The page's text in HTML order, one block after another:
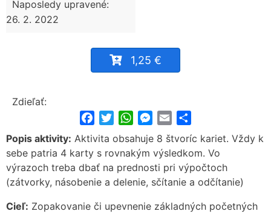
Naposledy upravené:
26. 2. 2022
1,25 €
Zdieľať:
FacebookTwitterWhatsApp
Messenger
Email
Popis aktivity: Aktivita obsahuje 8 štvoríc kariet. Vždy k
sebe patria 4 karty s rovnakým výsledkom. Vo
výrazoch treba dbať na prednosti pri výpočtoch
(zátvorky, násobenie a delenie, sčítanie a odčítanie)
Cieľ: Zopakovanie či upevnenie základných početných